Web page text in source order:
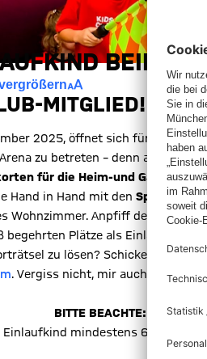
BEIM
MITGLIED!
2025, öffnet sich für dich das
zu betreten – denn an
für die Heim-und
Hand in Hand mit den Spielern
Wohnzimmer. Anpfiff der Partie
begehrten Plätze als Einlaufkind
zu lösen? Schicke mir
. Vergiss nicht, mir auch deinen
BITTE BEACHTE: DAS
mindestens 6 Jahre